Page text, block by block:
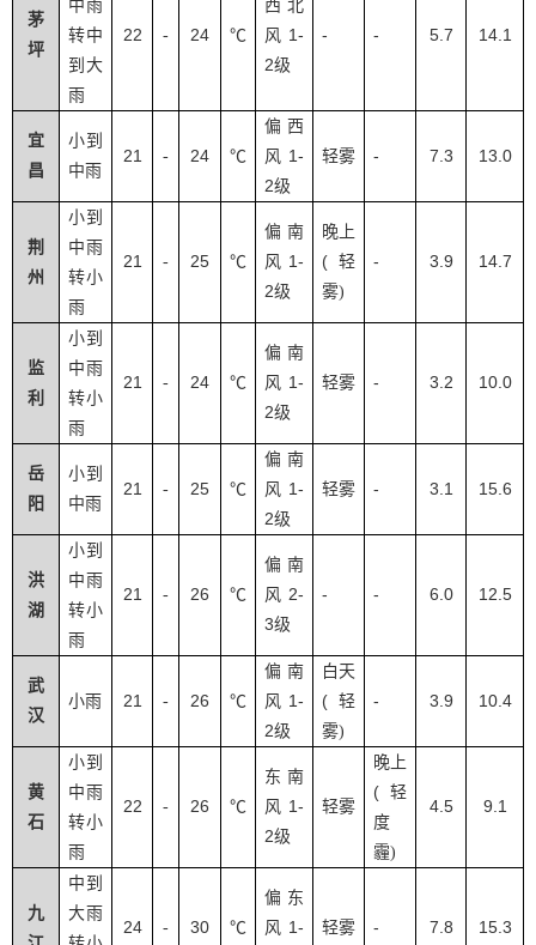
茅
坪
中雨
转中
到大
雨
22 - 24 ℃
西北
风 1-
2级
- - 5.7 14.1
宜
昌
小到
中雨
21 - 24 ℃
偏西
风 1-
2级
轻雾 - 7.3 13.0
荆
州
小到
中雨
转小
雨
21 - 25 ℃
偏南
风 1-
2级
晚上
( 轻
雾)
- 3.9 14.7
监
利
小到
中雨
转小
雨
21 - 24 ℃
偏南
风 1-
2级
轻雾 - 3.2 10.0
岳
阳
小到
中雨
21 - 25 ℃
偏南
风 1-
2级
轻雾 - 3.1 15.6
洪
湖
小到
中雨
转小
雨
21 - 26 ℃
偏南
风 2-
3级
- - 6.0 12.5
武
汉
小雨 21 - 26 ℃
偏南
风 1-
2级
白天
( 轻
雾)
- 3.9 10.4
黄
石
小到
中雨
转小
雨
22 - 26 ℃
东南
风 1-
2级
轻雾
晚上
( 轻
度
霾)
4.5 9.1
九
中到
大雨
24 - 30 ℃
偏东
风 1-
轻雾 - 7.8 15.3